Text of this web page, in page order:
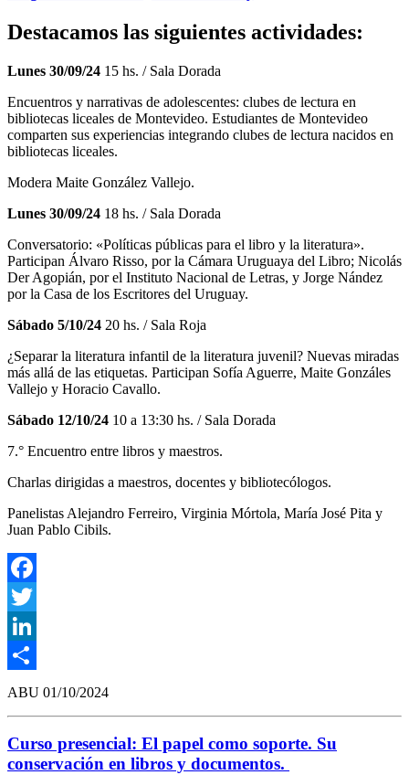
Destacamos las siguientes actividades:
Lunes 30/09/24 15 hs. / Sala Dorada
Encuentros y narrativas de adolescentes: clubes de lectura en
bibliotecas liceales de Montevideo. Estudiantes de Montevideo
comparten sus experiencias integrando clubes de lectura nacidos en
bibliotecas liceales.
Modera Maite González Vallejo.
Lunes 30/09/24 18 hs. / Sala Dorada
Conversatorio: «Políticas públicas para el libro y la literatura».
Participan Álvaro Risso, por la Cámara Uruguaya del Libro; Nicolás
Der Agopián, por el Instituto Nacional de Letras, y Jorge Nández
por la Casa de los Escritores del Uruguay.
Sábado 5/10/24 20 hs. / Sala Roja
¿Separar la literatura infantil de la literatura juvenil? Nuevas miradas
más allá de las etiquetas. Participan Sofía Aguerre, Maite Gonzáles
Vallejo y Horacio Cavallo.
Sábado 12/10/24 10 a 13:30 hs. / Sala Dorada
7.° Encuentro entre libros y maestros.
Charlas dirigidas a maestros, docentes y bibliotecólogos.
Panelistas Alejandro Ferreiro, Virginia Mórtola, María José Pita y
Juan Pablo Cibils.
Facebook
Twitter
LinkedIn
Compartir
ABU 01/10/2024
Curso presencial: El papel como soporte. Su
conservación en libros y documentos.